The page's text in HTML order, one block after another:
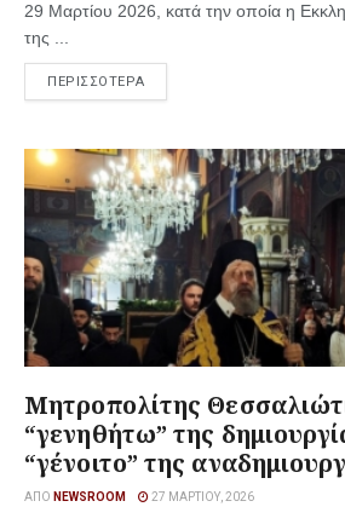
29 Μαρτίου 2026, κατά την οποία η
της ...
ΠΕΡΙΣΣΟΤΕΡΑ
Μητροπολίτης
“γενηθήτω” της
“γένοιτο” της
ΑΠΌ NEWSROOM 27 ΜΑΡΤΊΟΥ, 2026